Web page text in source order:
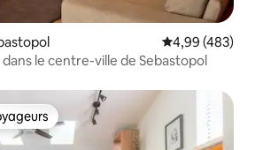
Évaluation
4,99 (483)
le centre-ville de Sebastopol
les plus appréciés